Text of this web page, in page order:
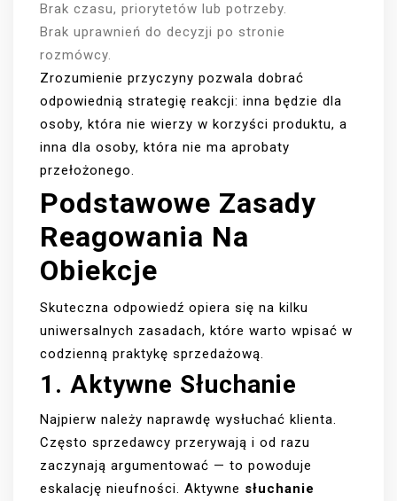
Brak czasu, priorytetów lub potrzeby.
Brak uprawnień do decyzji po stronie
rozmówcy.
Zrozumienie przyczyny pozwala dobrać
odpowiednią strategię reakcji: inna będzie dla
osoby, która nie wierzy w korzyści produktu, a
inna dla osoby, która nie ma aprobaty
przełożonego.
Podstawowe Zasady
Reagowania Na
Obiekcje
Skuteczna odpowiedź opiera się na kilku
uniwersalnych zasadach, które warto wpisać w
codzienną praktykę sprzedażową.
1. Aktywne Słuchanie
Najpierw należy naprawdę wysłuchać klienta.
Często sprzedawcy przerywają i od razu
zaczynają argumentować — to powoduje
eskalację nieufności. Aktywne słuchanie